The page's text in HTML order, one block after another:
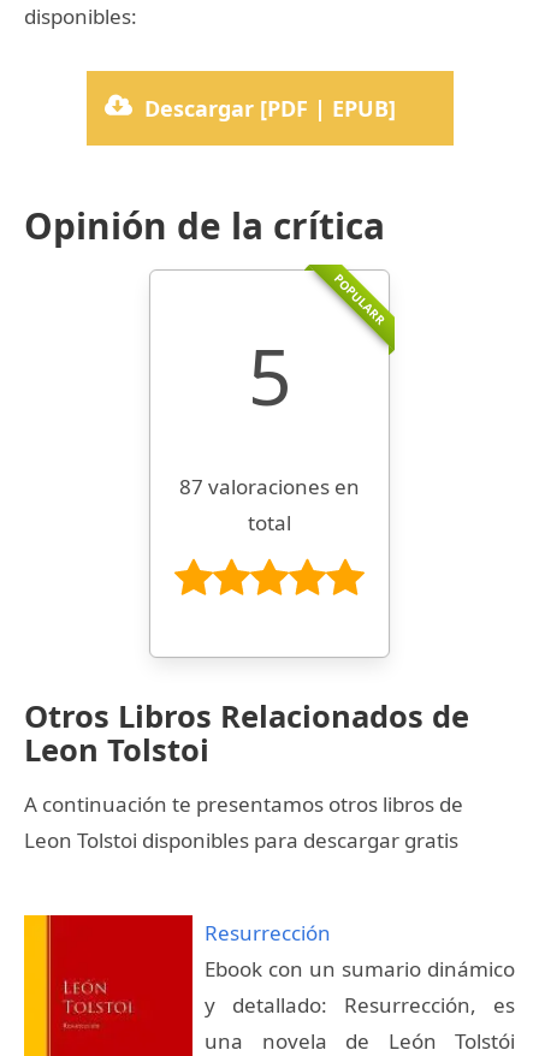
disponibles:
Descargar [PDF | EPUB]
Opinión de la crítica
POPULARR
5
87 valoraciones en
total
Otros Libros Relacionados de
Leon Tolstoi
A continuación te presentamos otros libros de
Leon Tolstoi disponibles para descargar gratis
Resurrección
Ebook con un sumario dinámico
y detallado: Resurrección, es
una novela de León Tolstói